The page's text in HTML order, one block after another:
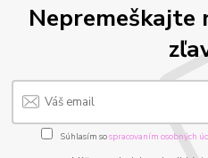
Nepremeškajte
Súhlasím sospracovaním osobných